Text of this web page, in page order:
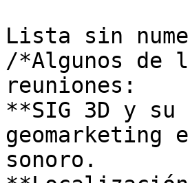
Lista sin
/*Algunos de
reuniones:
**SIG 3D y
geomarketing
sonoro.